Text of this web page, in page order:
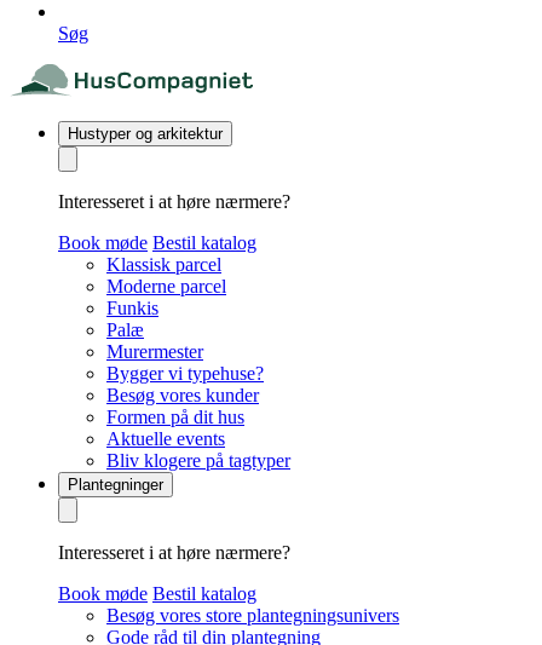
Søg
Hustyper og arkitektur
Interesseret i at høre nærmere?
Book møde Bestil katalog
Klassisk parcel
Moderne parcel
Funkis
Palæ
Murermester
Bygger vi typehuse?
Besøg vores kunder
Formen på dit hus
Aktuelle events
Bliv klogere på tagtyper
Plantegninger
Interesseret i at høre nærmere?
Book møde Bestil katalog
Besøg vores store plantegningsunivers
Gode råd til din plantegning